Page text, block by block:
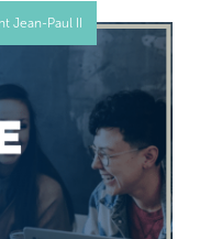
Jean-Paul II